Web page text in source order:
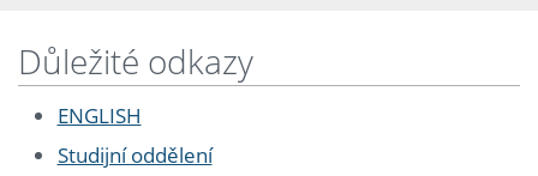
Důležité odkazy
ENGLISH
Studijní oddělení